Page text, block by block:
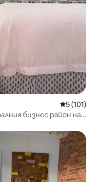
Средна
5 (101)
бизнес район на